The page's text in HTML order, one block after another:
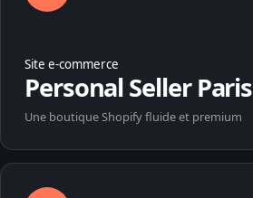
Site e-commerce
Personal Seller Paris
Une boutique Shopify fluide et premium